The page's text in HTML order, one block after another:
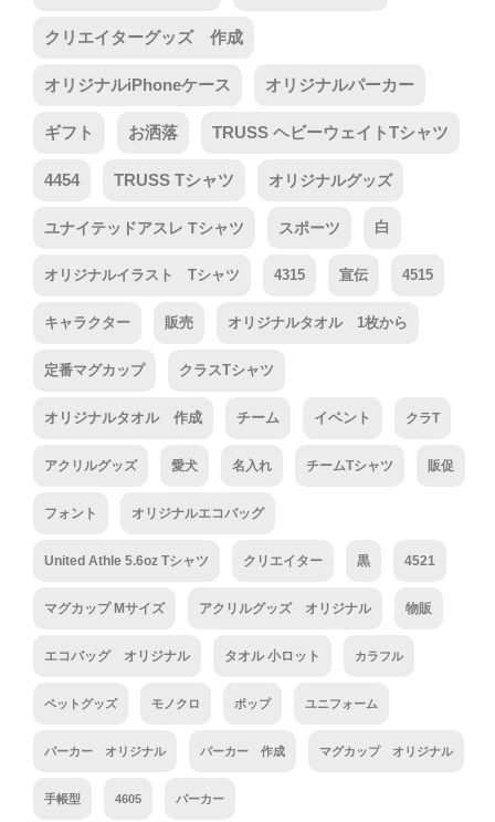
クリエイターグッズ 作成
オリジナルiPhoneケース オリジナルパーカー
ギフト お洒落 TRUSS ヘビーウェイトTシャツ
4454 TRUSS Tシャツ オリジナルグッズ
ユナイテッドアスレ Tシャツ スポーツ 白
オリジナルイラスト Tシャツ 4315 宣伝 4515
キャラクター 販売 オリジナルタオル 1枚から
定番マグカップ クラスTシャツ
オリジナルタオル 作成 チーム イベント クラT
アクリルグッズ 愛犬 名入れ チームTシャツ 販促
フォント オリジナルエコバッグ
United Athle 5.6oz Tシャツ クリエイター 黒 4521
マグカップ Mサイズ アクリルグッズ オリジナル 物販
エコバッグ オリジナル タオル 小ロット カラフル
ペットグッズ モノクロ ポップ ユニフォーム
パーカー オリジナル パーカー 作成 マグカップ オリジナル
手帳型 4605 パーカー